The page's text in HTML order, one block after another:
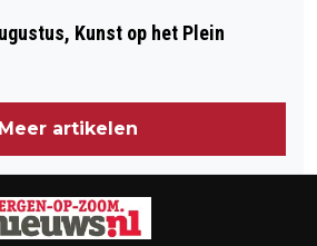
Kunst op het Plein
Meer artikelen